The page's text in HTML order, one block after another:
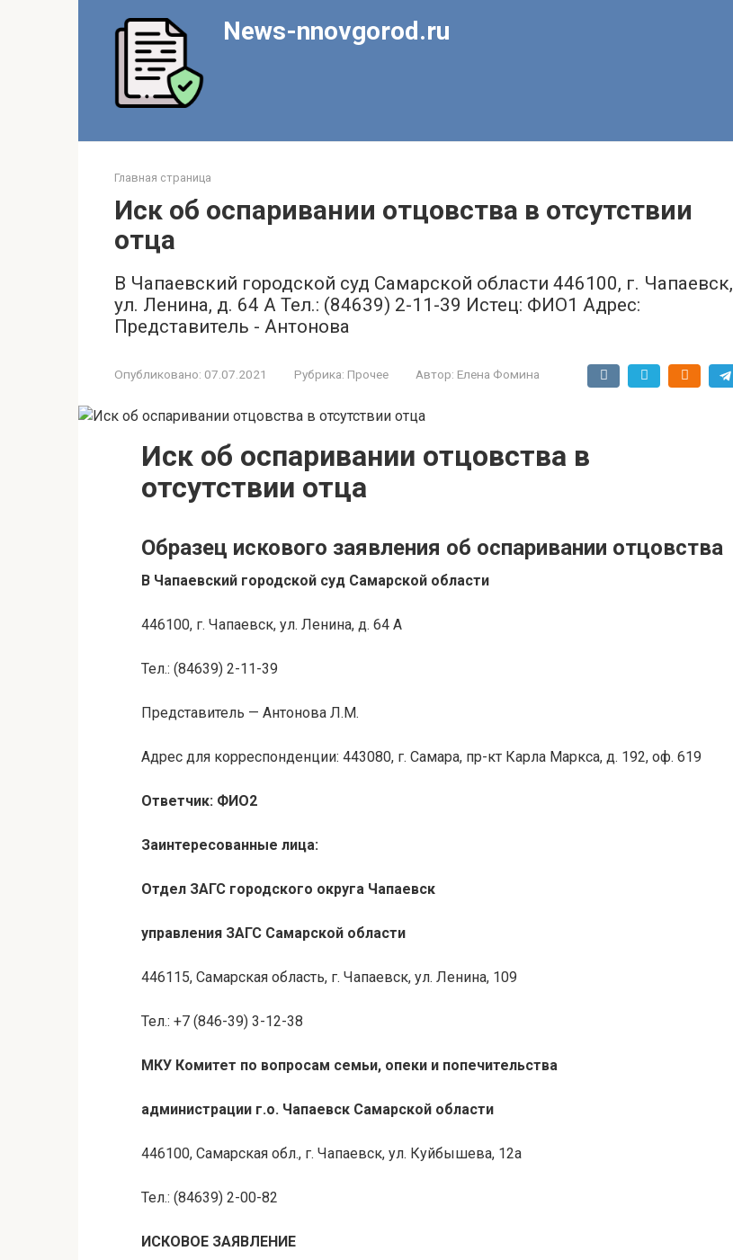
News-nnovgorod.ru
Главная страница
Иск об оспаривании отцовства в отсутствии
отца
В Чапаевский городской суд Самарской области 446100, г. Чапаевск,
ул. Ленина, д. 64 А Тел.: (84639) 2-11-39 Истец: ФИО1 Адрес:
Представитель - Антонова
Опубликовано: 07.07.2021 Рубрика: Прочее Автор: Елена Фомина
Иск об оспаривании отцовства в
отсутствии отца
Образец искового заявления об оспаривании отцовства
В Чапаевский городской суд Самарской области
446100, г. Чапаевск, ул. Ленина, д. 64 А
Тел.: (84639) 2-11-39
Представитель — Антонова Л.М.
Адрес для корреспонденции: 443080, г. Самара, пр-кт Карла Маркса, д. 192, оф. 619
Ответчик: ФИО2
Заинтересованные лица:
Отдел ЗАГС городского округа Чапаевск
управления ЗАГС Самарской области
446115, Самарская область, г. Чапаевск, ул. Ленина, 109
Тел.: +7 (846-39) 3-12-38
МКУ Комитет по вопросам семьи, опеки и попечительства
администрации г.о. Чапаевск Самарской области
446100, Самарская обл., г. Чапаевск, ул. Куйбышева, 12а
Тел.: (84639) 2-00-82
ИСКОВОЕ ЗАЯВЛЕНИЕ